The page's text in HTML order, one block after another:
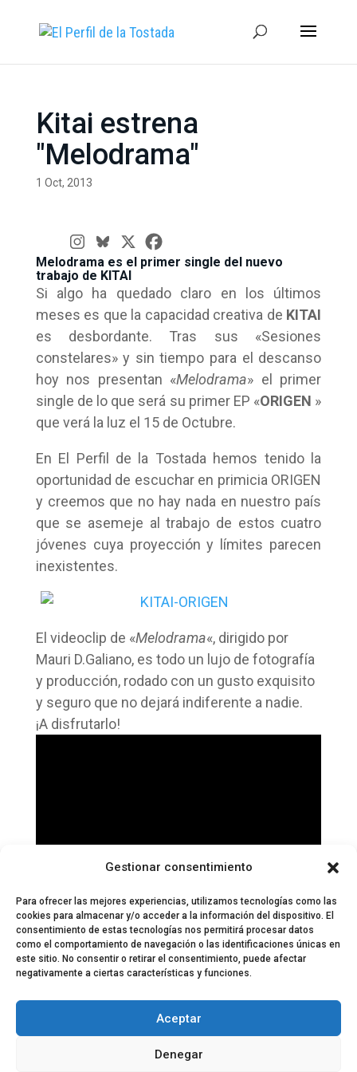
Gestionar consentimiento
Para ofrecer las mejores experiencias, utilizamos tecnologías como las
cookies para almacenar y/o acceder a la información del dispositivo. El
consentimiento de estas tecnologías nos permitirá procesar datos
como el comportamiento de navegación o las identificaciones únicas en
este sitio. No consentir o retirar el consentimiento, puede afectar
negativamente a ciertas características y funciones.
Aceptar
Denegar
Kitai estrena
"Melodrama"
1 Oct, 2013
Melodrama es el primer single del nuevo
trabajo de KITAI
Si algo ha quedado claro en los últimos
meses es que la capacidad creativa de KITAI
es desbordante. Tras sus «Sesiones
constelares» y sin tiempo para el descanso
hoy nos presentan «Melodrama» el primer
single de lo que será su primer EP «ORIGEN »
que verá la luz el 15 de Octubre.
En El Perfil de la Tostada hemos tenido la
oportunidad de escuchar en primicia ORIGEN
y creemos que no hay nada en nuestro país
que se asemeje al trabajo de estos cuatro
jóvenes cuya proyección y límites parecen
inexistentes.
El videoclip de «Melodrama«, dirigido por
Mauri D.Galiano, es todo un lujo de fotografía
y producción, rodado con un gusto exquisito
y seguro que no dejará indiferente a nadie.
¡A disfrutarlo!
Equipo EPDLT Contacto